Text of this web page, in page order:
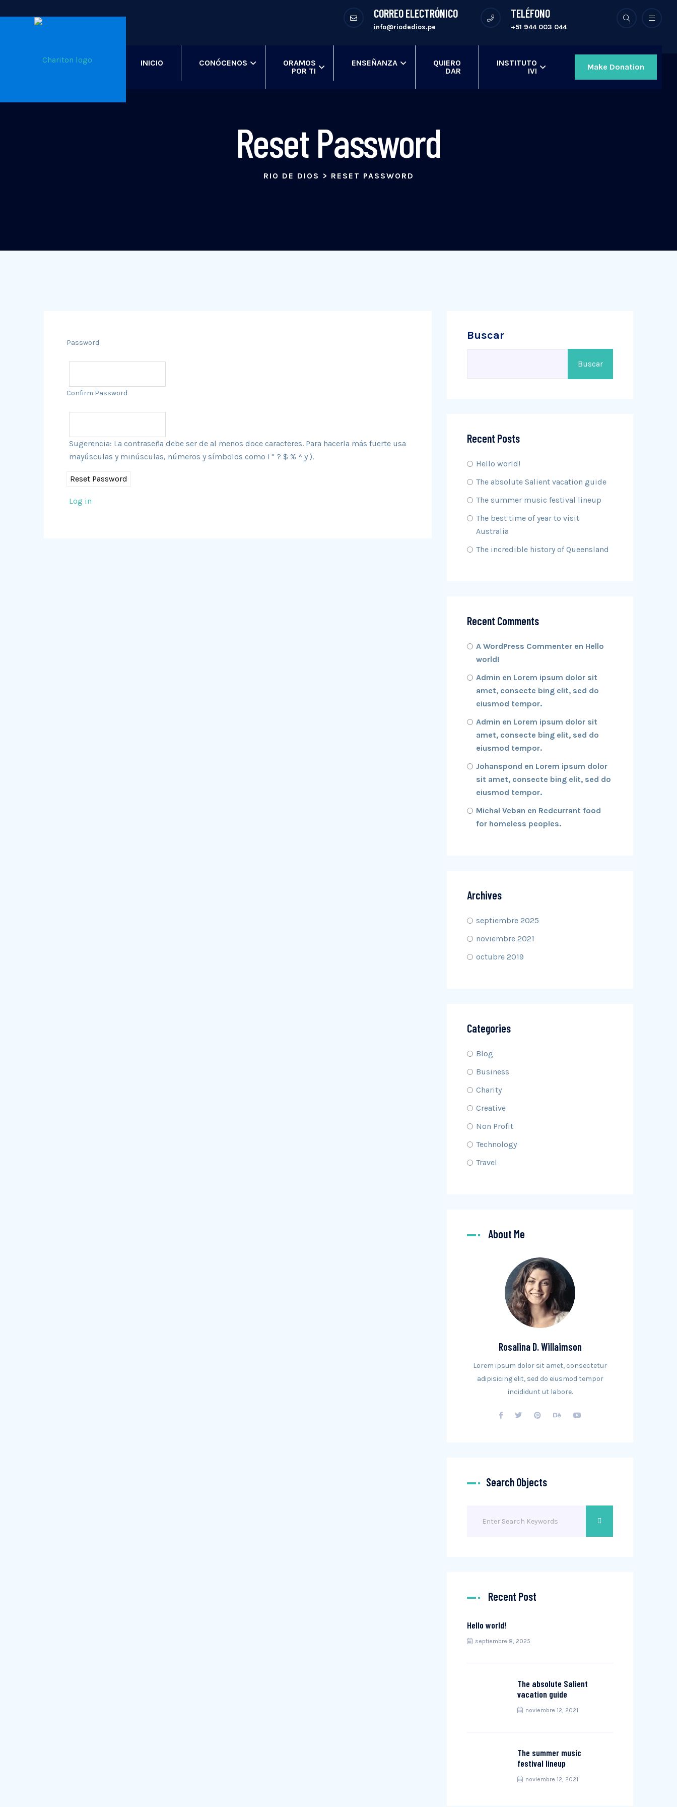
CORREO ELECTRÓNICO
info@riodedios.pe
TELÉFONO
+51 944 003 044
INICIO CONÓCENOS
ORAMOS
POR TI
ENSEÑANZA
QUIERO
DAR
INSTITUTO
IVI
Make Donation
Reset Password
RIO DE DIOS > RESET PASSWORD
Password
Confirm Password
Sugerencia: La contraseña debe ser de al menos doce caracteres. Para hacerla más fuerte usa
mayúsculas y minúsculas, números y símbolos como ! " ? $ % ^ y ).
Log in
Buscar
Buscar
Recent Posts
Hello world!
The absolute Salient vacation guide
The summer music festival lineup
The best time of year to visit
Australia
The incredible history of Queensland
Recent Comments
A WordPress Commenter en Hello
world!
Admin en Lorem ipsum dolor sit
amet, consecte bing elit, sed do
eiusmod tempor.
Admin en Lorem ipsum dolor sit
amet, consecte bing elit, sed do
eiusmod tempor.
Johanspond en Lorem ipsum dolor
sit amet, consecte bing elit, sed do
eiusmod tempor.
Michal Veban en Redcurrant food
for homeless peoples.
Archives
septiembre 2025
noviembre 2021
octubre 2019
Categories
Blog
Business
Charity
Creative
Non Profit
Technology
Travel
About Me
Rosalina D. Willaimson
Lorem ipsum dolor sit amet, consectetur
adipisicing elit, sed do eiusmod tempor
incididunt ut labore.
Search Objects
Recent Post
Hello world!
septiembre 8, 2025
The absolute Salient
vacation guide
noviembre 12, 2021
The summer music
festival lineup
noviembre 12, 2021